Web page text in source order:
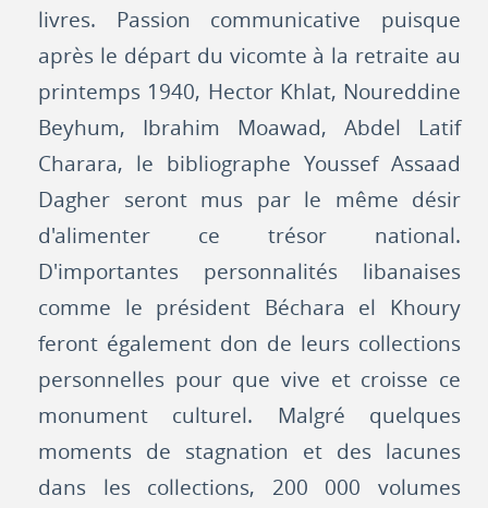
livres. Passion communicative puisque
après le départ du vicomte à la retraite au
printemps 1940, Hector Khlat, Noureddine
Beyhum, Ibrahim Moawad, Abdel Latif
Charara, le bibliographe Youssef Assaad
Dagher seront mus par le même désir
d'alimenter ce trésor national.
D'importantes personnalités libanaises
comme le président Béchara el Khoury
feront également don de leurs collections
personnelles pour que vive et croisse ce
monument culturel. Malgré quelques
moments de stagnation et des lacunes
dans les collections, 200 000 volumes